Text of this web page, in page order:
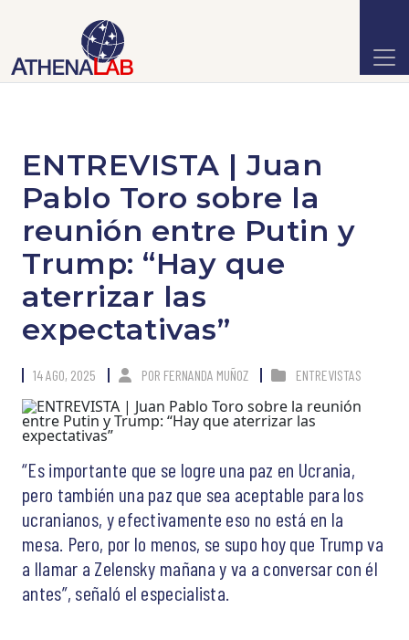
ENTREVISTA | Juan
Pablo Toro sobre la
reunión entre Putin y
Trump: “Hay que
aterrizar las
expectativas”
14 AGO, 2025 POR FERNANDA MUÑOZ ENTREVISTAS
“Es importante que se logre una paz en Ucrania,
pero también una paz que sea aceptable para los
ucranianos, y efectivamente eso no está en la
mesa. Pero, por lo menos, se supo hoy que Trump va
a llamar a Zelensky mañana y va a conversar con él
antes”, señaló el especialista.